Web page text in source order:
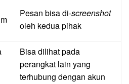
Pesan bisa di-screenshot
oleh kedua pihak
Bisa dilihat pada
perangkat lain yang
terhubung dengan akun